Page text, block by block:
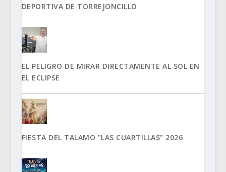
DEPORTIVA DE TORREJONCILLO
EL PELIGRO DE MIRAR DIRECTAMENTE AL SOL EN
EL ECLIPSE
FIESTA DEL TALAMO "LAS CUARTILLAS" 2026